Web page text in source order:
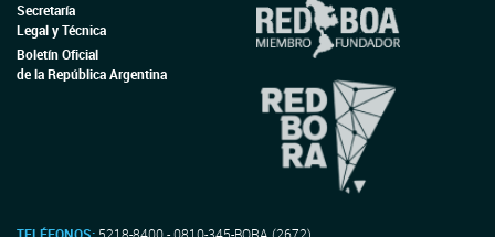
Secretaría
Legal y Técnica
Boletín Oficial
de la República Argentina